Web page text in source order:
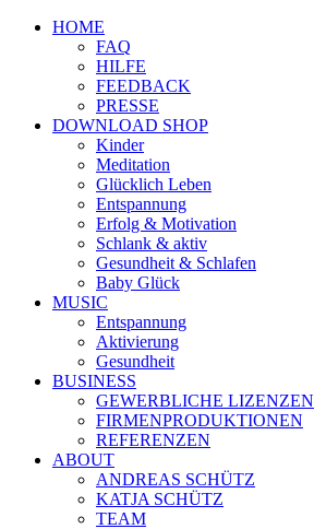
HOME
FAQ
HILFE
FEEDBACK
PRESSE
DOWNLOAD SHOP
Kinder
Meditation
Glücklich Leben
Entspannung
Erfolg & Motivation
Schlank & aktiv
Gesundheit & Schlafen
Baby Glück
MUSIC
Entspannung
Aktivierung
Gesundheit
BUSINESS
GEWERBLICHE LIZENZEN
FIRMENPRODUKTIONEN
REFERENZEN
ABOUT
ANDREAS SCHÜTZ
KATJA SCHÜTZ
TEAM